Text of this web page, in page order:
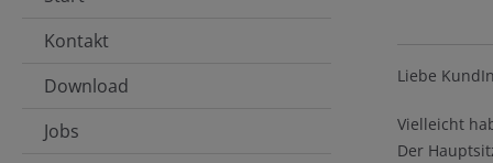
Kontakt
Download
Jobs
Liebe
Vielleicht
Der